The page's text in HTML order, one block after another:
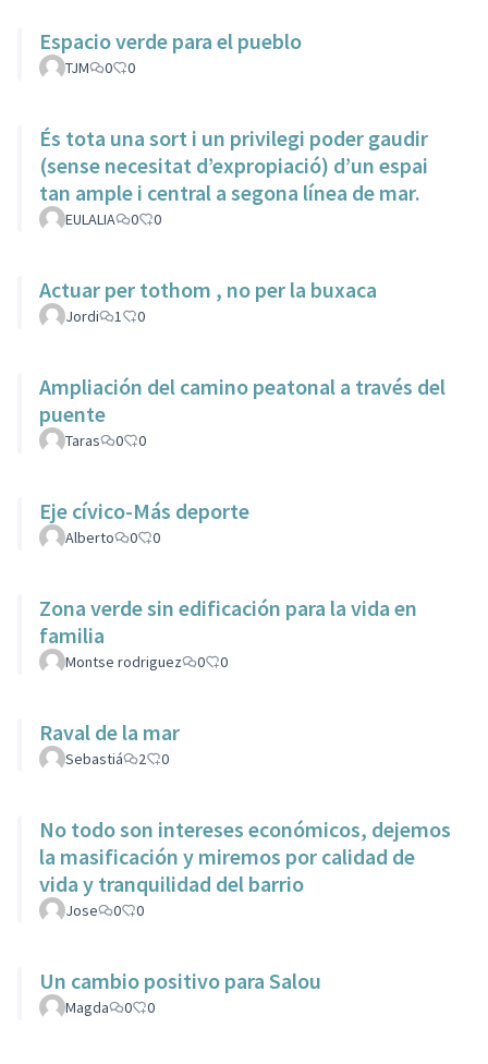
Espacio verde para el pueblo
TJM 0 0
És tota una sort i un privilegi poder gaudir
(sense necesitat d’expropiació) d’un espai
tan ample i central a segona línea de mar.
EULALIA 0 0
Actuar per tothom , no per la buxaca
Jordi 1 0
Ampliación del camino peatonal a través del
puente
Taras 0 0
Eje cívico-Más deporte
Alberto 0 0
Zona verde sin edificación para la vida en
familia
Montse rodriguez 0 0
Raval de la mar
Sebastiá 2 0
No todo son intereses económicos, dejemos
la masificación y miremos por calidad de
vida y tranquilidad del barrio
Jose 0 0
Un cambio positivo para Salou
Magda 0 0